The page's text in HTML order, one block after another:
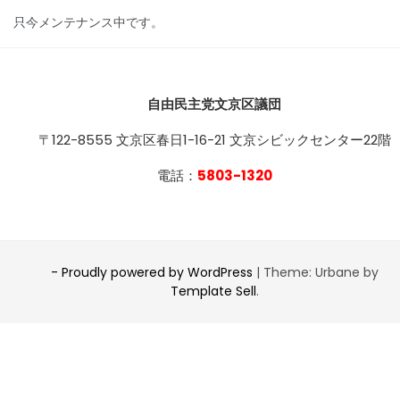
只今メンテナンス中です。
自由民主党文京区議団
〒122-8555 文京区春日1-16-21 文京シビックセンター22階
電話： 5803-1320
- Proudly powered by WordPress | Theme: Urbane by
Template Sell.